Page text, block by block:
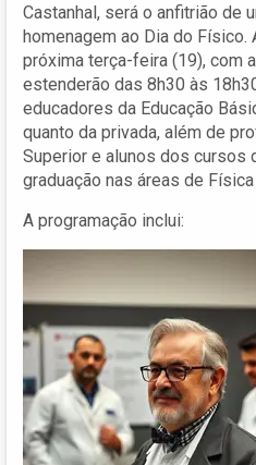
Castanhal, será o anfitrião de
homenagem ao Dia do Físico.
próxima terça-feira (19), com
estenderão das 8h30 às
educadores da Educação
quanto da privada, além de
Superior e alunos dos cursos
graduação nas áreas de
A programação inclui: